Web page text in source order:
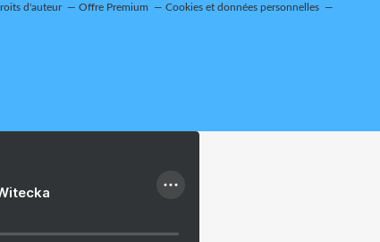
d'auteur Offre Premium Cookies et données personnelles